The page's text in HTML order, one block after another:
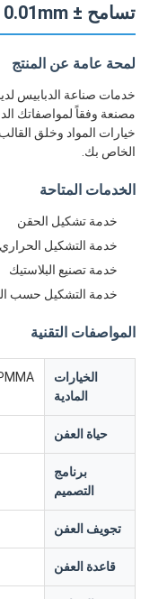
تسامح ± 0.01mm ومتعددة تجوفات
لمحة عامة عن المنتج
خدمات صناعة الدبابيس
مصنعة وفقاً لمواصفاتك
خيارات المواد وخلق
الخاص بك.
الخدمات المتاحة
خدمة تشكيل الحقن
خدمة التشكيل الحراري
خدمة تصنيع البلاستيك
خدمة التشكيل حسب
المواصفات التقنية
الخيارات
المادية
حياة العفن
برنامج
التصميم
تجويف العفن
قاعدة العفن